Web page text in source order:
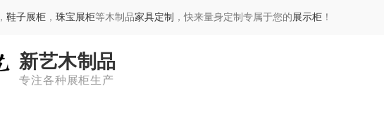
，鞋子展柜 ，珠宝展柜等木制品家具定制 ，快来量身定制专属于您的展示柜 ！
新艺木制品
专注各种展柜生产